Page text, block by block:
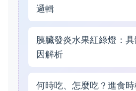
邏輯
胰臟發炎水果紅綠燈：
因解析
何時吃、怎麼吃？進食